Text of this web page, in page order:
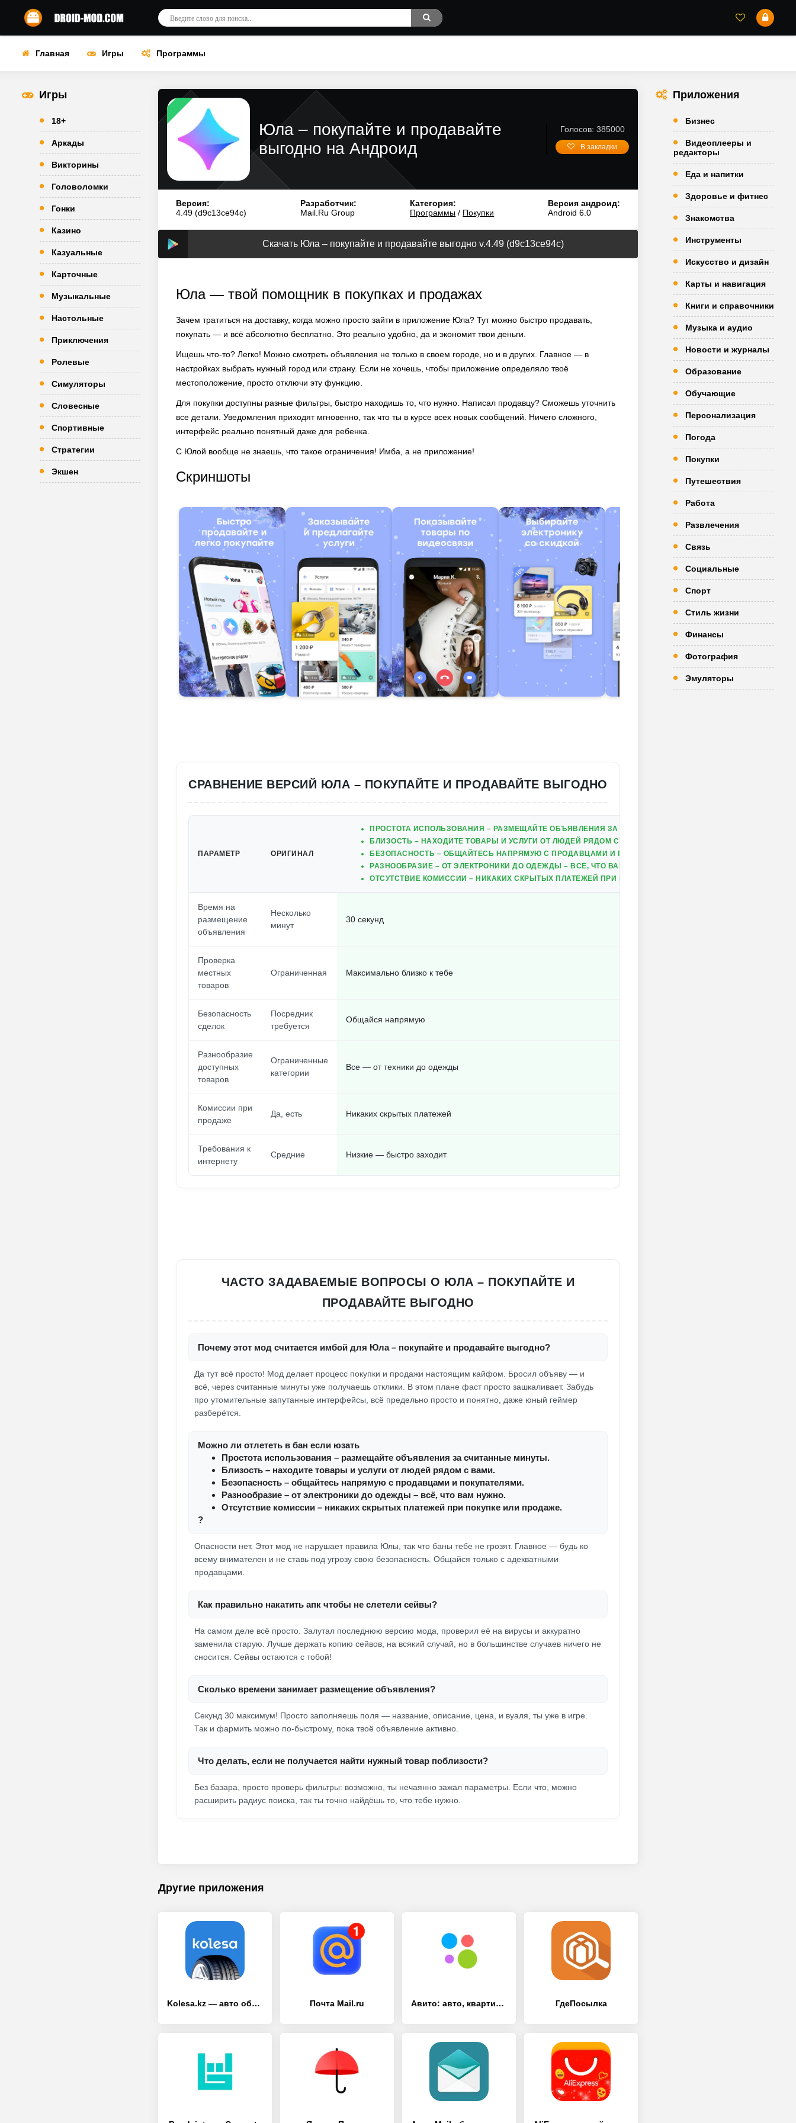
Главная Игры Программы
Игры
18+
Аркады
Викторины
Головоломки
Гонки
Казино
Казуальные
Карточные
Музыкальные
Настольные
Приключения
Ролевые
Симуляторы
Словесные
Спортивные
Стратегии
Экшен
Юла – покупайте и продавайте
выгодно на Андроид
Голосов: 385000
В закладки
Версия:
4.49 (d9c13ce94c)
Разработчик:
Mail.Ru Group
Категория:
Программы / Покупки
Версия андроид:
Android 6.0
Скачать Юла – покупайте и продавайте выгодно v.4.49 (d9c13ce94c)
Юла — твой помощник в покупках и продажах
Зачем тратиться на доставку, когда можно просто зайти в приложение Юла? Тут можно быстро продавать,
покупать — и всё абсолютно бесплатно. Это реально удобно, да и экономит твои деньги.
Ищешь что-то? Легко! Можно смотреть объявления не только в своем городе, но и в других. Главное — в
настройках выбрать нужный город или страну. Если не хочешь, чтобы приложение определяло твоё
местоположение, просто отключи эту функцию.
Для покупки доступны разные фильтры, быстро находишь то, что нужно. Написал продавцу? Сможешь уточнить
все детали. Уведомления приходят мгновенно, так что ты в курсе всех новых сообщений. Ничего сложного,
интерфейс реально понятный даже для ребенка.
С Юлой вообще не знаешь, что такое ограничения! Имба, а не приложение!
Скриншоты
СРАВНЕНИЕ ВЕРСИЙ ЮЛА – ПОКУПАЙТЕ И ПРОДАВАЙТЕ ВЫГОДНО
ПАРАМЕТР ОРИГИНАЛ
ПРОСТОТА ИСПОЛЬЗОВАНИЯ – РАЗМЕЩАЙТЕ ОБЪЯВЛЕНИЯ ЗА СЧИТАННЫЕ МИНУТЫ.
БЛИЗОСТЬ – НАХОДИТЕ ТОВАРЫ И УСЛУГИ ОТ ЛЮДЕЙ РЯДОМ С ВАМИ.
БЕЗОПАСНОСТЬ – ОБЩАЙТЕСЬ НАПРЯМУЮ С ПРОДАВЦАМИ И ПОКУПАТЕЛЯМИ.
РАЗНООБРАЗИЕ – ОТ ЭЛЕКТРОНИКИ ДО ОДЕЖДЫ – ВСЁ, ЧТО ВАМ НУЖНО.
ОТСУТСТВИЕ КОМИССИИ – НИКАКИХ СКРЫТЫХ ПЛАТЕЖЕЙ ПРИ ПОКУПКЕ ИЛИ ПРОДАЖЕ.
Время на
размещение
объявления
Несколько
минут
30 секунд
Проверка
местных
товаров
Ограниченная Максимально близко к тебе
Безопасность
сделок
Посредник
требуется
Общайся напрямую
Разнообразие
доступных
товаров
Ограниченные
категории
Все — от техники до одежды
Комиссии при
продаже
Да, есть Никаких скрытых платежей
Требования к
интернету
Средние Низкие — быстро заходит
ЧАСТО ЗАДАВАЕМЫЕ ВОПРОСЫ О ЮЛА – ПОКУПАЙТЕ И
ПРОДАВАЙТЕ ВЫГОДНО
Почему этот мод считается имбой для Юла – покупайте и продавайте выгодно?
Да тут всё просто! Мод делает процесс покупки и продажи настоящим кайфом. Бросил объяву — и
всё, через считанные минуты уже получаешь отклики. В этом плане фаст просто зашкаливает. Забудь
про утомительные запутанные интерфейсы, всё предельно просто и понятно, даже юный геймер
разберётся.
Можно ли отлететь в бан если юзать
Простота использования – размещайте объявления за считанные минуты.
Близость – находите товары и услуги от людей рядом с вами.
Безопасность – общайтесь напрямую с продавцами и покупателями.
Разнообразие – от электроники до одежды – всё, что вам нужно.
Отсутствие комиссии – никаких скрытых платежей при покупке или продаже.
?
Опасности нет. Этот мод не нарушает правила Юлы, так что баны тебе не грозят. Главное — будь ко
всему внимателен и не ставь под угрозу свою безопасность. Общайся только с адекватными
продавцами.
Как правильно накатить апк чтобы не слетели сейвы?
На самом деле всё просто. Залутал последнюю версию мода, проверил её на вирусы и аккуратно
заменила старую. Лучше держать копию сейвов, на всякий случай, но в большинстве случаев ничего не
сносится. Сейвы остаются с тобой!
Сколько времени занимает размещение объявления?
Секунд 30 максимум! Просто заполняешь поля — название, описание, цена, и вуаля, ты уже в игре.
Так и фармить можно по-быстрому, пока твоё объявление активно.
Что делать, если не получается найти нужный товар поблизости?
Без базара, просто проверь фильтры: возможно, ты нечаянно зажал параметры. Если что, можно
расширить радиус поиска, так ты точно найдёшь то, что тебе нужно.
Другие приложения
Kolesa.kz — авто объявления Почта Mail.ru Авито: авто, квартиры, услуги, работа, резюме ГдеПосылка
Приложения
Бизнес
Видеоплееры и
редакторы
Еда и напитки
Здоровье и фитнес
Знакомства
Инструменты
Искусство и дизайн
Карты и навигация
Книги и справочники
Музыка и аудио
Новости и журналы
Образование
Обучающие
Персонализация
Погода
Покупки
Путешествия
Работа
Развлечения
Связь
Социальные
Спорт
Стиль жизни
Финансы
Фотография
Эмуляторы